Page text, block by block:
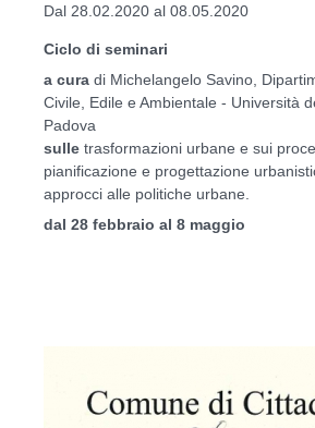
Dal 28.02.2020 al 08.05.2020
Ciclo di seminari
a cura di Michelangelo Savino,
Civile, Edile e Ambientale - Università
Padova
sulle trasformazioni urbane e sui
pianificazione e progettazione
approcci alle politiche urbane.
dal 28 febbraio al 8 maggio